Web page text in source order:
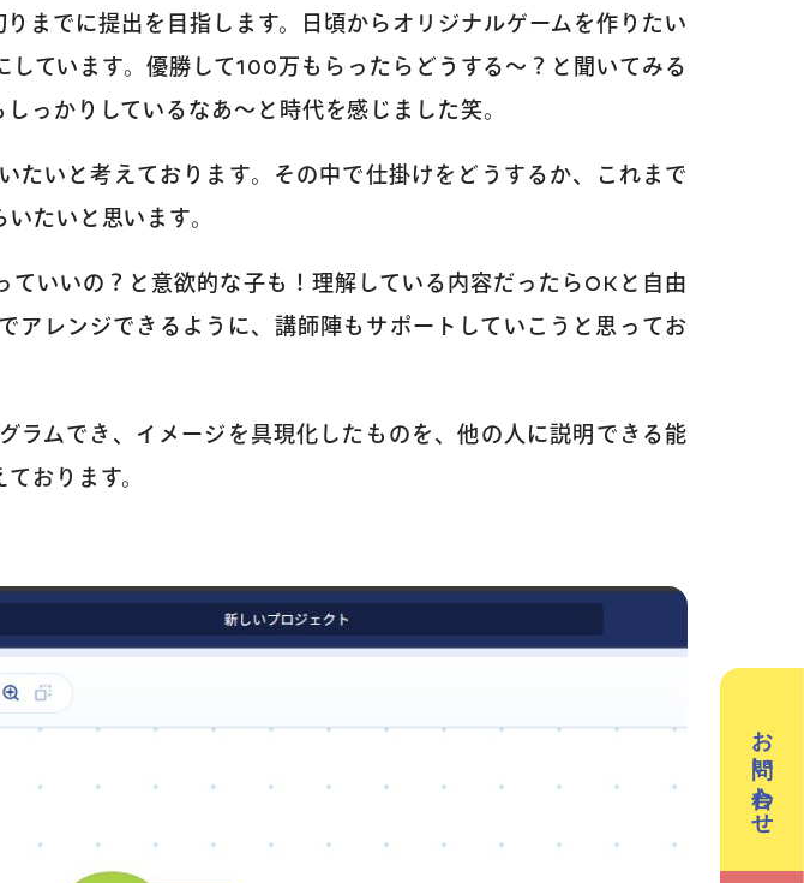
英会話（未就学児）
生徒・保護者の声
スタッフ紹介 お問い合わせ
までに提出を目指します。日頃からオリジナルゲームを作りたい
ています。優勝して100万もらったらどうする～？と聞いてみる
っかりしているなあ～と時代を感じました笑。
いと考えております。その中で仕掛けをどうするか、これまで
たいと思います。
いいの？と意欲的な子も！理解している内容だったらOKと自由
レンジできるように、講師陣もサポートしていこうと思ってお
ムでき、イメージを具現化したものを、他の人に説明できる能
おります。